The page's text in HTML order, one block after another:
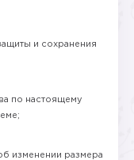
и сохранения
по настоящему
изменении размера